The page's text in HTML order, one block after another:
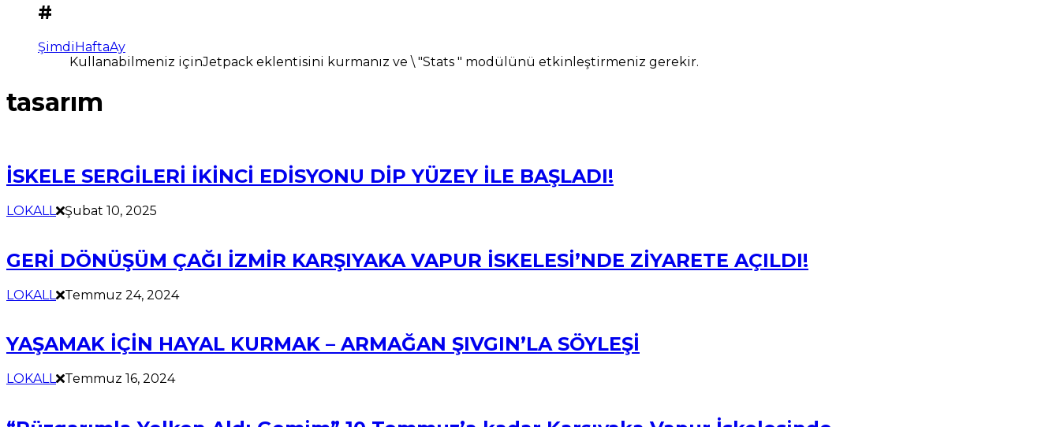
#
ŞimdiHaftaAy
Kullanabilmeniz içinJetpack eklentisini kurmanız ve \ "Stats " modülünü etkinleştirmeniz gerekir.
tasarım
İSKELE SERGİLERİ İKİNCİ EDİSYONU DİP YÜZEY İLE BAŞLADI!
LOKALL Şubat 10, 2025
GERİ DÖNÜŞÜM ÇAĞI İZMİR KARŞIYAKA VAPUR İSKELESİ’NDE ZİYARETE AÇILDI!
LOKALL Temmuz 24, 2024
YAŞAMAK İÇİN HAYAL KURMAK – ARMAĞAN ŞIVGIN’LA SÖYLEŞİ
LOKALL Temmuz 16, 2024